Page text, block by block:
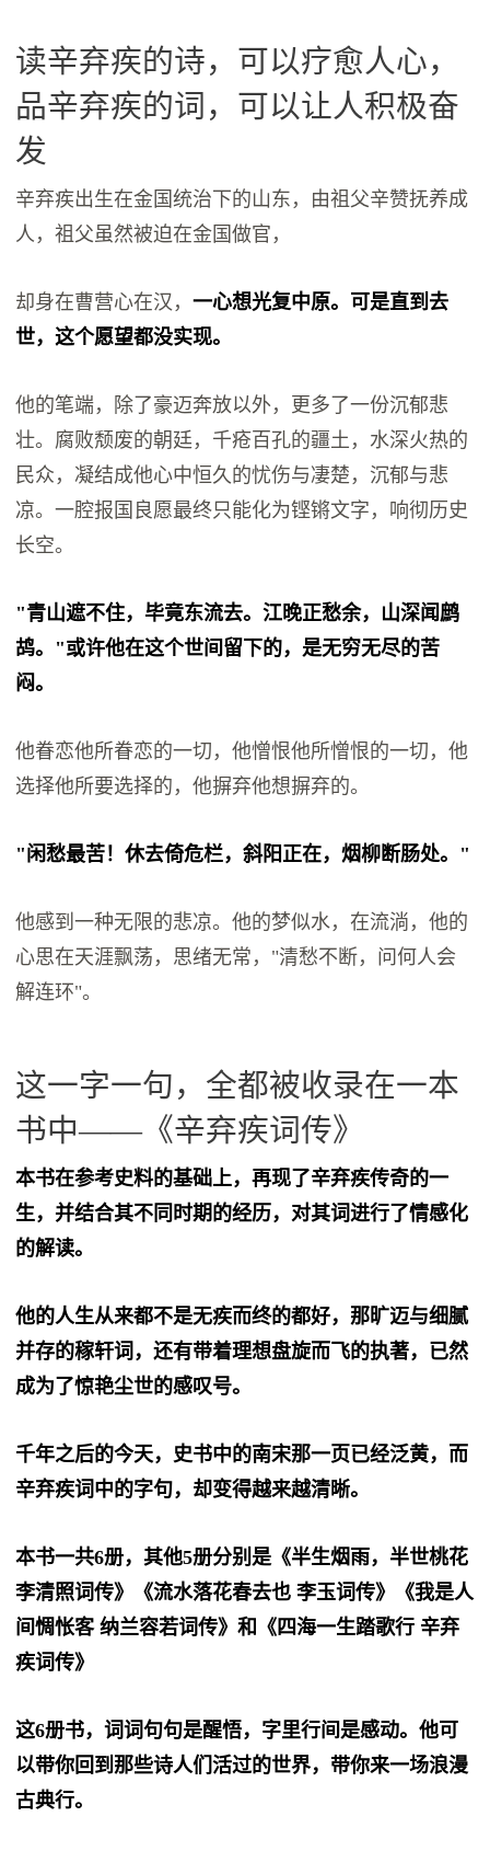
读辛弃疾的诗，可以疗愈人心，
品辛弃疾的词，可以让人积极奋
发
辛弃疾出生在金国统治下的山东，由祖父辛赞抚养成
人，祖父虽然被迫在金国做官，
却身在曹营心在汉，一心想光复中原。可是直到去
世，这个愿望都没实现。
他的笔端，除了豪迈奔放以外，更多了一份沉郁悲
壮。腐败颓废的朝廷，千疮百孔的疆土，水深火热的
民众，凝结成他心中恒久的忧伤与凄楚，沉郁与悲
凉。一腔报国良愿最终只能化为铿锵文字，响彻历史
长空。
"青山遮不住，毕竟东流去。江晚正愁余，山深闻鹧
鸪。"或许他在这个世间留下的，是无穷无尽的苦
闷。
他眷恋他所眷恋的一切，他憎恨他所憎恨的一切，他
选择他所要选择的，他摒弃他想摒弃的。
"闲愁最苦！休去倚危栏，斜阳正在，烟柳断肠处。"
他感到一种无限的悲凉。他的梦似水，在流淌，他的
心思在天涯飘荡，思绪无常，"清愁不断，问何人会
解连环"。
这一字一句，全都被收录在一本
书中——《辛弃疾词传》
本书在参考史料的基础上，再现了辛弃疾传奇的一
生，并结合其不同时期的经历，对其词进行了情感化
的解读。
他的人生从来都不是无疾而终的都好，那旷迈与细腻
并存的稼轩词，还有带着理想盘旋而飞的执著，已然
成为了惊艳尘世的感叹号。
千年之后的今天，史书中的南宋那一页已经泛黄，而
辛弃疾词中的字句，却变得越来越清晰。
本书一共6册，其他5册分别是《半生烟雨，半世桃花
李清照词传》《流水落花春去也 李玉词传》《我是人
间惆怅客 纳兰容若词传》和《四海一生踏歌行 辛弃
疾词传》
这6册书，词词句句是醒悟，字里行间是感动。他可
以带你回到那些诗人们活过的世界，带你来一场浪漫
古典行。